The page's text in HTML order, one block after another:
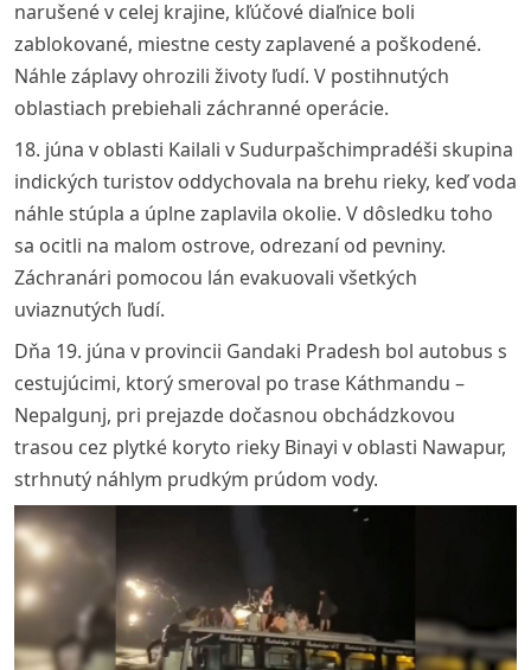
narušené v celej krajine, kľúčové diaľnice boli
zablokované, miestne cesty zaplavené a poškodené.
Náhle záplavy ohrozili životy ľudí. V postihnutých
oblastiach prebiehali záchranné operácie.
18. júna v oblasti Kailali v Sudurpašchimpradéši skupina
indických turistov oddychovala na brehu rieky, keď voda
náhle stúpla a úplne zaplavila okolie. V dôsledku toho
sa ocitli na malom ostrove, odrezaní od pevniny.
Záchranári pomocou lán evakuovali všetkých
uviaznutých ľudí.
Dňa 19. júna v provincii Gandaki Pradesh bol autobus s
cestujúcimi, ktorý smeroval po trase Káthmandu –
Nepalgunj, pri prejazde dočasnou obchádzkovou
trasou cez plytké koryto rieky Binayi v oblasti Nawapur,
strhnutý náhlym prudkým prúdom vody.